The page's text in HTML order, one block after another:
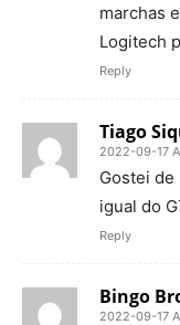
marchas
Logitech
Reply
Tiago
2022-09-17
Gostei
igual do
Reply
Bingo
2022-09-17